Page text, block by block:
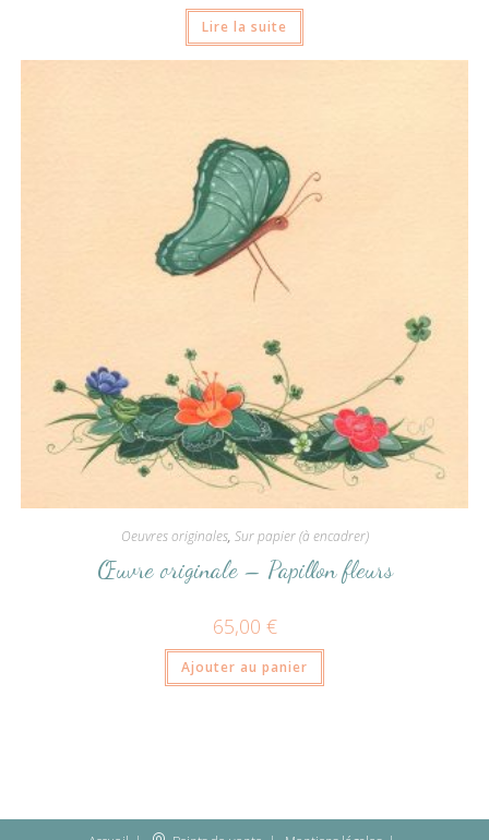
Lire la suite
Oeuvres originales, Sur papier (à encadrer)
Œuvre originale – Papillon fleurs
65,00 €
Ajouter au panier